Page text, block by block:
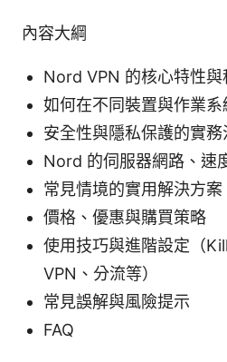
內容大綱
Nord VPN 的核心特性與
如何在不同裝置與作業
安全性與隱私保護的實務
Nord 的伺服器網路、速
常見情境的實用解決方案
價格、優惠與購買策略
使用技巧與進階設定（
VPN、分流等）
常見誤解與風險提示
FAQ